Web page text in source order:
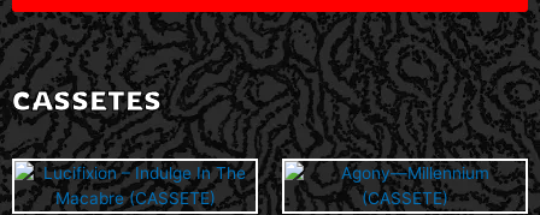
CASSETES